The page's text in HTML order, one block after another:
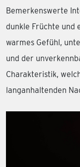
Bemerkenswerte
dunkle Früchte und
warmes Gefühl,
und der
Charakteristik,
langanhaltenden